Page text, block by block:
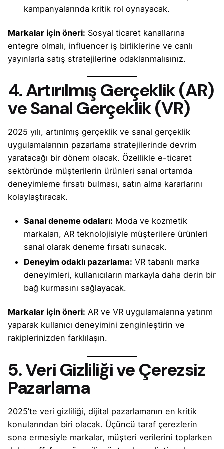
kampanyalarında kritik rol oynayacak.
Markalar için öneri: Sosyal ticaret kanallarına
entegre olmalı, influencer iş birliklerine ve canlı
yayınlarla satış stratejilerine odaklanmalısınız.
4. Artırılmış Gerçeklik (AR)
ve Sanal Gerçeklik (VR)
2025 yılı, artırılmış gerçeklik ve sanal gerçeklik
uygulamalarının pazarlama stratejilerinde devrim
yaratacağı bir dönem olacak. Özellikle e-ticaret
sektöründe müşterilerin ürünleri sanal ortamda
deneyimleme fırsatı bulması, satın alma kararlarını
kolaylaştıracak.
Sanal deneme odaları: Moda ve kozmetik
markaları, AR teknolojisiyle müşterilere ürünleri
sanal olarak deneme fırsatı sunacak.
Deneyim odaklı pazarlama: VR tabanlı marka
deneyimleri, kullanıcıların markayla daha derin bir
bağ kurmasını sağlayacak.
Markalar için öneri: AR ve VR uygulamalarına yatırım
yaparak kullanıcı deneyimini zenginleştirin ve
rakiplerinizden farklılaşın.
5. Veri Gizliliği ve Çerezsiz
Pazarlama
2025’te veri gizliliği, dijital pazarlamanın en kritik
konularından biri olacak. Üçüncü taraf çerezlerin
sona ermesiyle markalar, müşteri verilerini toplarken